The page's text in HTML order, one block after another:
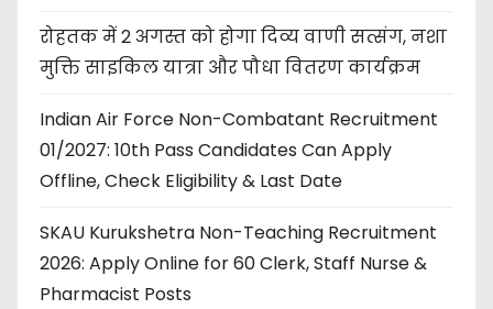
रोहतक में 2 अगस्त को होगा दिव्य वाणी सत्संग, नशा
मुक्ति साइकिल यात्रा और पौधा वितरण कार्यक्रम
Indian Air Force Non-Combatant Recruitment
01/2027: 10th Pass Candidates Can Apply
Offline, Check Eligibility & Last Date
SKAU Kurukshetra Non-Teaching Recruitment
2026: Apply Online for 60 Clerk, Staff Nurse &
Pharmacist Posts